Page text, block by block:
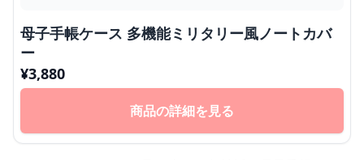
母子手帳ケース 多機能ミリタリー風ノートカバ
ー
¥3,880
商品の詳細を見る